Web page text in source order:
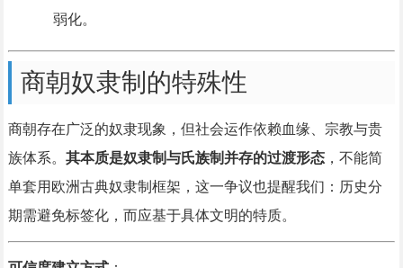
弱化。
商朝奴隶制的特殊性
商朝存在广泛的奴隶现象，但社会运作依赖血缘、宗教与贵
族体系。 其本质是奴隶制与氏族制并存的过渡形态，不能简
单套用欧洲古典奴隶制框架，这一争议也提醒我们：历史分
期需避免标签化，而应基于具体文明的特质。